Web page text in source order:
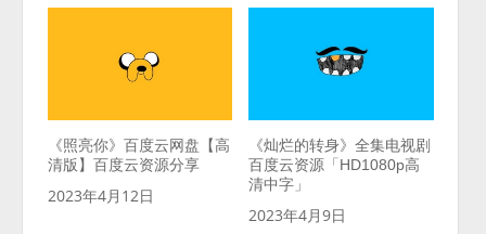
《照亮你》百度云网盘【高
清版】百度云资源分享
2023年4月12日
《灿烂的转身》全集电视剧
百度云资源「HD1080p高
清中字」
2023年4月9日